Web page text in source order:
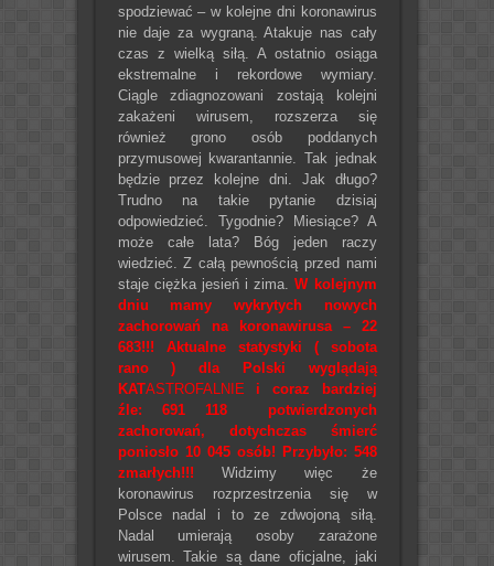
spodziewać – w kolejne dni koronawirus
nie daje za wygraną. Atakuje nas cały
czas z wielką siłą. A ostatnio osiąga
ekstremalne i rekordowe wymiary.
Ciągle zdiagnozowani zostają kolejni
zakażeni wirusem, rozszerza się
również grono osób poddanych
przymusowej kwarantannie. Tak jednak
będzie przez kolejne dni. Jak długo?
Trudno na takie pytanie dzisiaj
odpowiedzieć. Tygodnie? Miesiące? A
może całe lata? Bóg jeden raczy
wiedzieć. Z całą pewnością przed nami
staje ciężka jesień i zima.W kolejnym
dniu mamy wykrytych nowych
zachorowań na koronawirusa– 22
683!!! Aktualne statystyki ( sobota
rano ) dla Polski wyglądają
KATASTROFALNIE i coraz bardziej
źle: 691 118 potwierdzonych
zachorowań, dotychczas śmierć
poniosło 10 045 osób! Przybyło: 548
zmarłych!!! Widzimy więc że
koronawirus rozprzestrzenia się w
Polsce nadal i to ze zdwojoną siłą.
Nadal umierają osoby zarażone
wirusem. Takie są dane oficjalne, jaki